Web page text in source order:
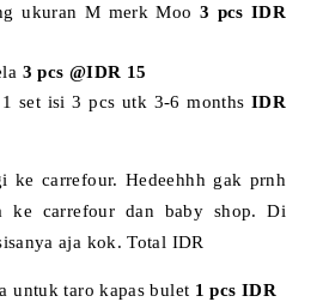
ukuran M merk Moo 3 pcs IDR
3 pcs @IDR 15
set isi 3 pcs utk 3-6 monthsIDR
ke carrefour. Hedeehhh gak prnh
ke carrefour dan baby shop. Di
aja kok. Total IDR
untuk taro kapas bulet 1 pcs IDR